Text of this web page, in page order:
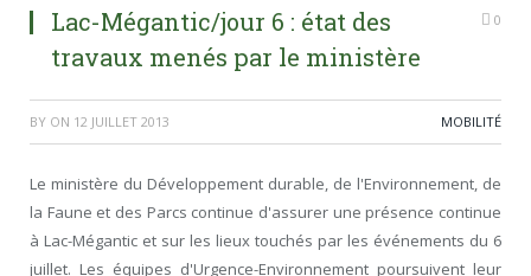
Lac-Mégantic/jour 6 : état des
travaux menés par le ministère
0
BY ON 12 JUILLET 2013 MOBILITÉ
Le ministère du Développement durable, de l'Environnement, de
la Faune et des Parcs continue d'assurer une présence continue
à Lac-Mégantic et sur les lieux touchés par les événements du 6
juillet. Les équipes d'Urgence-Environnement poursuivent leur